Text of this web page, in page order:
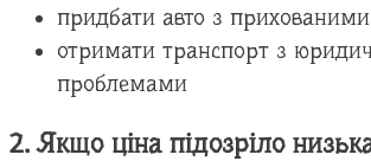
придбати авто з
отримати транспорт з
проблемами
2. Якщо ціна підозріло